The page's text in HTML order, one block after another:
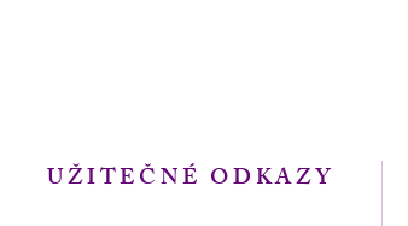
UŽITEČNÉ ODKAZY